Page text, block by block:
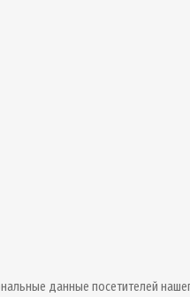
данные посетителей